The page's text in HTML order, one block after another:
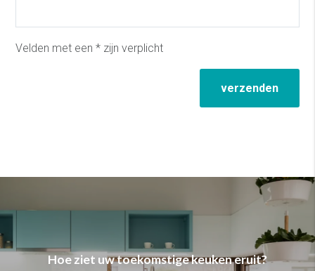
Velden met een * zijn verplicht
verzenden
Hoe ziet uw toekomstige keuken eruit?